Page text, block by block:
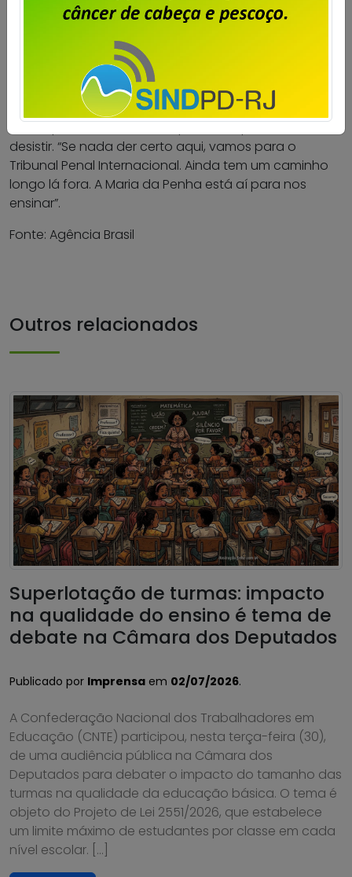
Milton Alves Santos, da Coalização Orfandade e
Direitos, enfatiza que a reparação para os órfãos
também é uma forma de manter viva a memória da
pandemia: “Sem memória não há verdade, e, sem
verdade, não há justiça”.
A vice-presidente da Avico promete que não vai
desistir. “Se nada der certo aqui, vamos para o
Tribunal Penal Internacional. Ainda tem um caminho
longo lá fora. A Maria da Penha está aí para nos
ensinar”.
Fonte: Agência Brasil
Outros relacionados
Superlotação de turmas: impacto
na qualidade do ensino é tema de
debate na Câmara dos Deputados
Publicado por Imprensa em 02/07/2026.
A Confederação Nacional dos Trabalhadores em
Educação (CNTE) participou, nesta terça-feira (30),
de uma audiência pública na Câmara dos
Deputados para debater o impacto do tamanho das
turmas na qualidade da educação básica. O tema é
objeto do Projeto de Lei 2551/2026, que estabelece
um limite máximo de estudantes por classe em cada
nível escolar. […]